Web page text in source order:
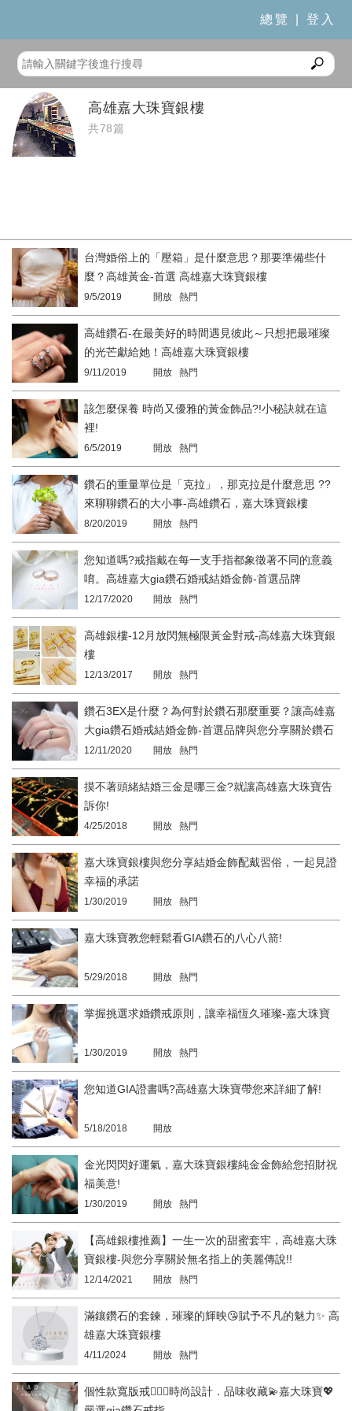
總覽 登入
高雄嘉大珠寶銀樓
共78篇
台灣婚俗上的「壓箱」是什麼意思？那要準備些什
麼？高雄黃金-首選 高雄嘉大珠寶銀樓
9/5/2019 開放 熱門
高雄鑽石-在最美好的時間遇見彼此～只想把最璀璨
的光芒獻給她！高雄嘉大珠寶銀樓
9/11/2019 開放 熱門
該怎麼保養 時尚又優雅的黃金飾品?!小秘訣就在這
裡!
6/5/2019 開放 熱門
鑽石的重量單位是「克拉」，那克拉是什麼意思 ??
來聊聊鑽石的大小事-高雄鑽石，嘉大珠寶銀樓
8/20/2019 開放 熱門
您知道嗎?戒指戴在每一支手指都象徵著不同的意義
唷。高雄嘉大gia鑽石婚戒結婚金飾-首選品牌
12/17/2020 開放 熱門
高雄銀樓-12月放閃無極限黃金對戒-高雄嘉大珠寶銀
樓
12/13/2017 開放 熱門
鑽石3EX是什麼？為何對於鑽石那麼重要？讓高雄嘉
大gia鑽石婚戒結婚金飾-首選品牌與您分享關於鑽石
的大小事！
12/11/2020 開放 熱門
摸不著頭緒結婚三金是哪三金?就讓高雄嘉大珠寶告
訴你!
4/25/2018 開放 熱門
嘉大珠寶銀樓與您分享結婚金飾配戴習俗，一起見證
幸福的承諾
1/30/2019 開放 熱門
嘉大珠寶教您輕鬆看GIA鑽石的八心八箭!
5/29/2018 開放 熱門
掌握挑選求婚鑽戒原則，讓幸福恆久璀璨-嘉大珠寶
1/30/2019 開放 熱門
您知道GIA證書嗎?高雄嘉大珠寶帶您來詳細了解!
5/18/2018 開放
金光閃閃好運氣，嘉大珠寶銀樓純金金飾給您招財祝
福美意!
1/30/2019 開放 熱門
【高雄銀樓推薦】一生一次的甜蜜套牢，高雄嘉大珠
寶銀樓-與您分享關於無名指上的美麗傳說!!
12/14/2021 開放 熱門
滿鑲鑽石的套鍊，璀璨的輝映😘賦予不凡的魅力✨ 高
雄嘉大珠寶銀樓
4/11/2024 開放 熱門
個性款寬版戒👩‍❤️‍👨時尚設計．品味收藏💫嘉大珠寶💖